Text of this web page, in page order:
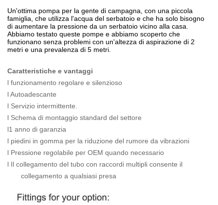
Un'ottima pompa per la gente di campagna, con una piccola
famiglia, che utilizza l'acqua del serbatoio e che ha solo bisogno
di aumentare la pressione da un serbatoio vicino alla casa.
Abbiamo testato queste pompe e abbiamo scoperto che
funzionano senza problemi con un'altezza di aspirazione di 2
metri e una prevalenza di 5 metri.
Caratteristiche e vantaggi
l funzionamento regolare e silenzioso
l Autoadescante
l Servizio intermittente.
l Schema di montaggio standard del settore
l1 anno di garanzia
l piedini in gomma per la riduzione del rumore da vibrazioni
l Pressione regolabile per OEM quando necessario
l Il collegamento del tubo con raccordi multipli consente il
collegamento a qualsiasi presa